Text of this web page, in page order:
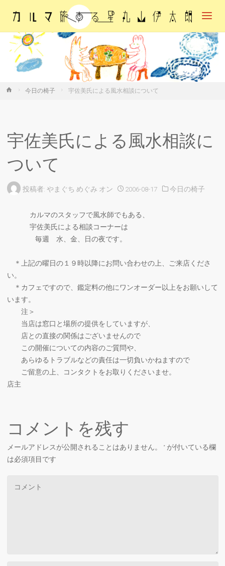
マ・
る
星・
丸山
伊太
ホ
今日の椅子 宇佐美氏による風水相談について
宇佐美氏による風水相談に
ついて
投稿者: やまぐち めぐみ オン 2006-08-17 今日の椅子
カルマのスタッフで風水師でもある、
宇佐美氏による相談コーナーは
毎週 水、金、日の夜です。
＊上記の曜日の１９時以降にお問い合わせの上、ご来店くださ
い。
＊カフェですので、鑑定料の他にワンオーダー以上をお願いして
います。
注＞
当店は窓口と場所の提供をしていますが、
店との直接の関係はございませんので
この開催についての内容のご質問や、
あらゆるトラブルなどの責任は一切負いかねますので
ご留意の上、コンタクトをお取りくださいませ。
店主
コメントを残す
メールアドレスが公開されることはありません。 * が付いている欄
は必須項目です